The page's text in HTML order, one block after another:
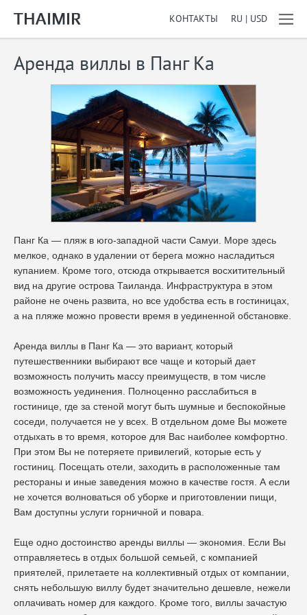
КОНТАКТЫ RU | USD
Аренда виллы в Панг Ка
Панг Ка — пляж в юго-западной части Самуи. Море здесь
мелкое, однако в удалении от берега можно насладиться
купанием. Кроме того, отсюда открывается восхитительный
вид на другие острова Таиланда. Инфраструктура в этом
районе не очень развита, но все удобства есть в гостиницах,
а на пляже можно провести время в уединенной обстановке.
Аренда виллы в Панг Ка — это вариант, который
путешественники выбирают все чаще и который дает
возможность получить массу преимуществ, в том числе
возможность уединения. Полноценно расслабиться в
гостинице, где за стеной могут быть шумные и беспокойные
соседи, получается не у всех. В отдельном доме Вы можете
отдыхать в то время, которое для Вас наиболее комфортно.
При этом Вы не потеряете привилегий, которые есть у
гостиниц. Посещать отели, заходить в расположенные там
рестораны и иные заведения можно в качестве гостя. А если
не хочется волноваться об уборке и приготовлении пищи,
Вам доступны услуги горничной и повара.
Еще одно достоинство аренды виллы — экономия. Если Вы
отправляетесь в отдых большой семьей, с компанией
приятелей, прилетаете на коллективный отдых от компании,
снять небольшую виллу будет значительно дешевле, нежели
оплачивать номер для каждого. Кроме того, виллы зачастую